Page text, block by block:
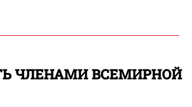
ЧЛЕНАМИ ВСЕМИРНОЙ